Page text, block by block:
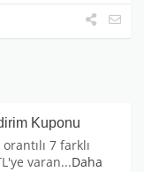
Kuponu
7 farklı
varan...Daha